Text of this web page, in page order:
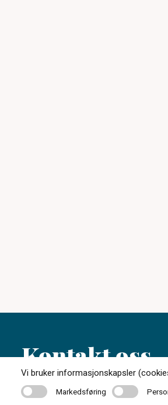
Kontakt oss
33 31 73 07
Vi bruker informasjonskapsler
MarkedsføringMarkedsføring Personalisering